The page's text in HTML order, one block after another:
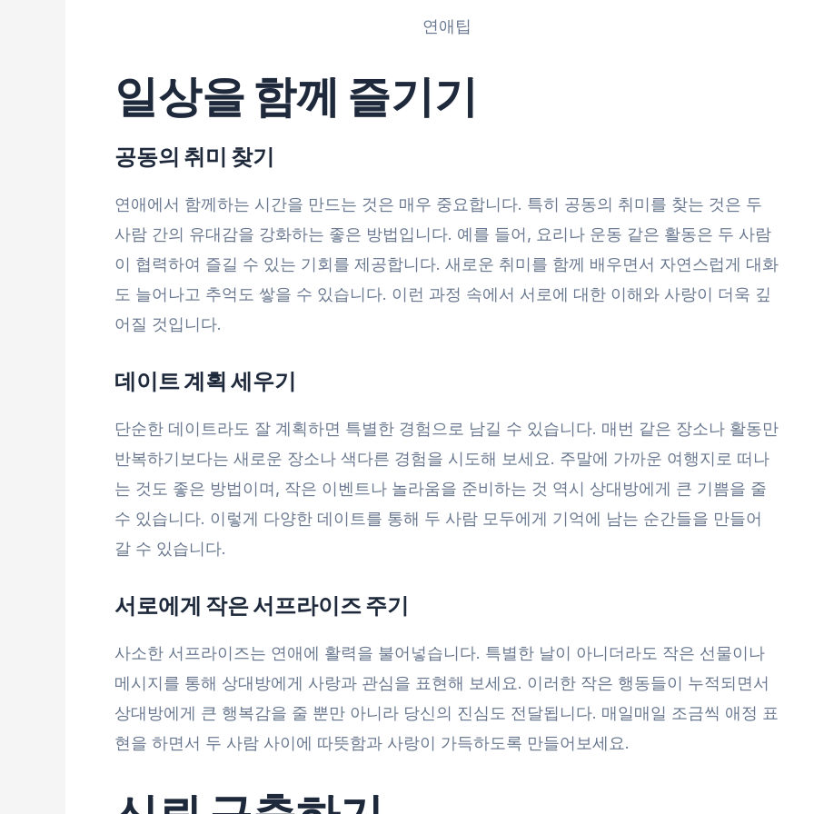
연애팁
일상을 함께 즐기기
공동의 취미 찾기
연애에서 함께하는 시간을 만드는 것은 매우 중요합니다. 특히 공동의 취미를 찾는 것은 두
사람 간의 유대감을 강화하는 좋은 방법입니다. 예를 들어, 요리나 운동 같은 활동은 두 사람
이 협력하여 즐길 수 있는 기회를 제공합니다. 새로운 취미를 함께 배우면서 자연스럽게 대화
도 늘어나고 추억도 쌓을 수 있습니다. 이런 과정 속에서 서로에 대한 이해와 사랑이 더욱 깊
어질 것입니다.
데이트 계획 세우기
단순한 데이트라도 잘 계획하면 특별한 경험으로 남길 수 있습니다. 매번 같은 장소나 활동만
반복하기보다는 새로운 장소나 색다른 경험을 시도해 보세요. 주말에 가까운 여행지로 떠나
는 것도 좋은 방법이며, 작은 이벤트나 놀라움을 준비하는 것 역시 상대방에게 큰 기쁨을 줄
수 있습니다. 이렇게 다양한 데이트를 통해 두 사람 모두에게 기억에 남는 순간들을 만들어
갈 수 있습니다.
서로에게 작은 서프라이즈 주기
사소한 서프라이즈는 연애에 활력을 불어넣습니다. 특별한 날이 아니더라도 작은 선물이나
메시지를 통해 상대방에게 사랑과 관심을 표현해 보세요. 이러한 작은 행동들이 누적되면서
상대방에게 큰 행복감을 줄 뿐만 아니라 당신의 진심도 전달됩니다. 매일매일 조금씩 애정 표
현을 하면서 두 사람 사이에 따뜻함과 사랑이 가득하도록 만들어보세요.